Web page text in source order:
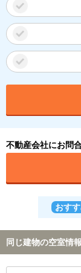
不動産会社にお問
おす
同じ建物の空室情